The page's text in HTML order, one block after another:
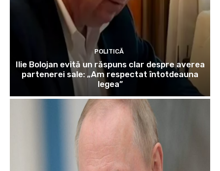
POLITICĂ
Ilie Bolojan evită un răspuns clar despre averea
partenerei sale: „Am respectat întotdeauna
legea”